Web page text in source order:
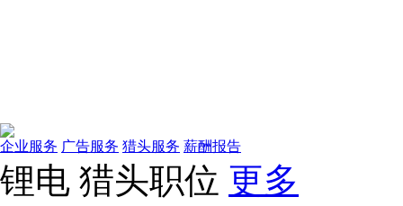
企业服务 广告服务 猎头服务 薪酬报告
锂电 猎头职位 更多